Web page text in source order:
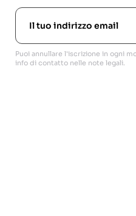
Puoi annullare l'iscrizione in ogni
info di contatto nelle note legali.